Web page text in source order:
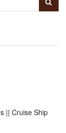
|| Cruise Ship